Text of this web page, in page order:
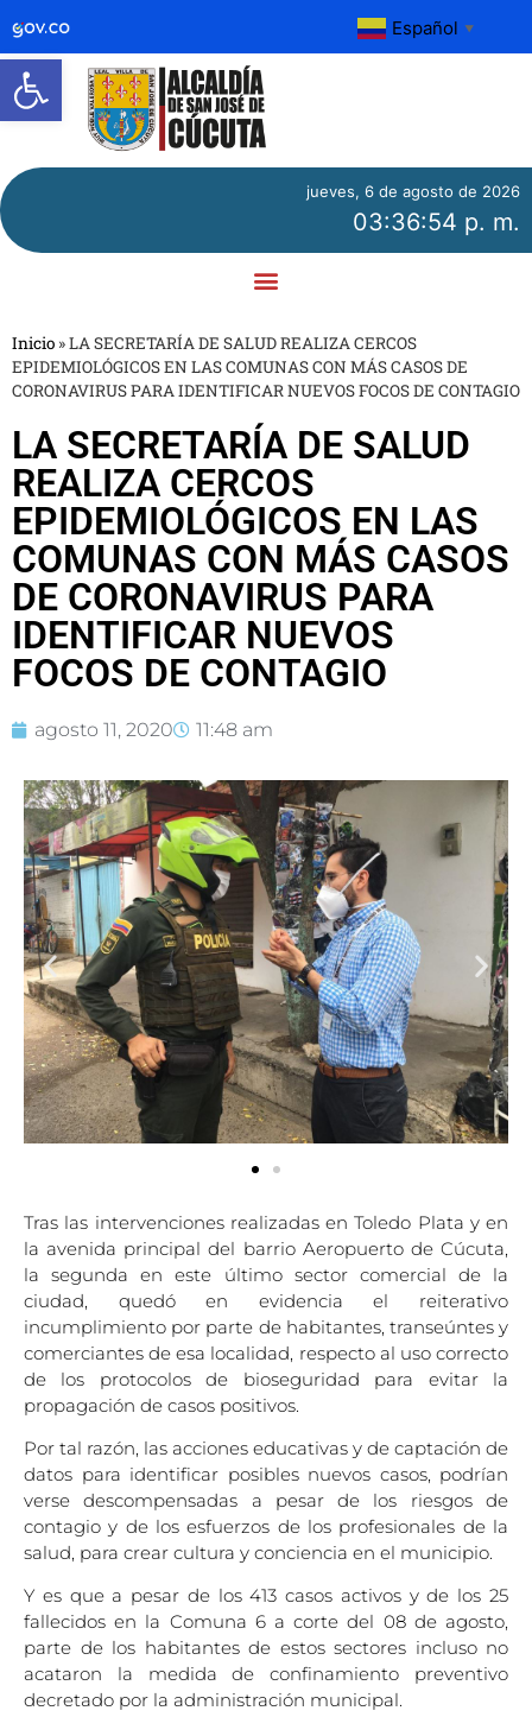
Abrir barra de herramientas
Español ▼
jueves, 6 de agosto de 2026
03:36:54 p. m.
Inicio »LA SECRETARÍA DE SALUD REALIZA CERCOS
EPIDEMIOLÓGICOS EN LAS COMUNAS CON MÁS CASOS DE
CORONAVIRUS PARA IDENTIFICAR NUEVOS FOCOS DE CONTAGIO
LA SECRETARÍA DE SALUD
REALIZA CERCOS
EPIDEMIOLÓGICOS EN LAS
COMUNAS CON MÁS CASOS
DE CORONAVIRUS PARA
IDENTIFICAR NUEVOS
FOCOS DE CONTAGIO
agosto 11, 2020 11:48 am
Tras las intervenciones realizadas en Toledo Plata y en
la avenida principal del barrio Aeropuerto de Cúcuta,
la segunda en este último sector comercial de la
ciudad, quedó en evidencia el reiterativo
incumplimiento por parte de habitantes, transeúntes y
comerciantes de esa localidad, respecto al uso correcto
de los protocolos de bioseguridad para evitar la
propagación de casos positivos.
Por tal razón, las acciones educativas y de captación de
datos para identificar posibles nuevos casos, podrían
verse descompensadas a pesar de los riesgos de
contagio y de los esfuerzos de los profesionales de la
salud, para crear cultura y conciencia en el municipio.
Y es que a pesar de los 413 casos activos y de los 25
fallecidos en la Comuna 6 a corte del 08 de agosto,
parte de los habitantes de estos sectores incluso no
acataron la medida de confinamiento preventivo
decretado por la administración municipal.